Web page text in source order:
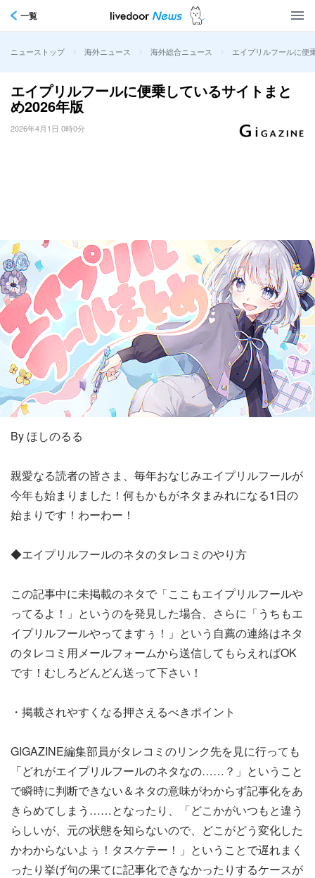
一覧
ニューストップ > 海外ニュース > 海外総合ニュース > エイプリルフールに便
エイプリルフールに便乗しているサイトまと
め2026年版
2026年4月1日 0時0分
By ほしのるる
親愛なる読者の皆さま、毎年おなじみエイプリルフールが
今年も始まりました！何もかもがネタまみれになる1日の
始まりです！わーわー！
◆エイプリルフールのネタのタレコミのやり方
この記事中に未掲載のネタで「ここもエイプリルフールや
ってるよ！」というのを発見した場合、さらに「うちもエ
イプリルフールやってますぅ！」という自薦の連絡はネタ
のタレコミ用メールフォームから送信してもらえればOK
です！むしろどんどん送って下さい！
・掲載されやすくなる押さえるべきポイント
GIGAZINE編集部員がタレコミのリンク先を見に行っても
「どれがエイプリルフールのネタなの……？」ということ
で瞬時に判断できない＆ネタの意味がわからず記事化をあ
きらめてしまう……となったり、「どこかがいつもと違う
らしいが、元の状態を知らないので、どこがどう変化した
かわからないよぅ！タスケテー！」ということで遅れまく
ったり挙げ句の果てに記事化できなかったりするケースが